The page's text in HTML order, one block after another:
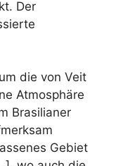
Der
die von Veit
Atmosphäre
Brasilianer
Gebiet